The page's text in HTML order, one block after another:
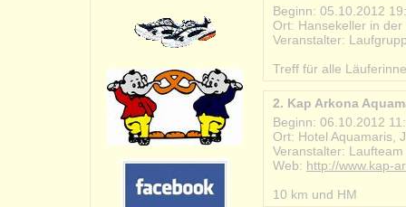
Beginn: 05.10.2012
Ort: Hansekeller in
Veranstalter:
Treff für alle
2. Kap Arkona
Beginn: 06.10.2012
Ort: Hotel Aquamaris,
Veranstalter:
Web: http://www.kap-
10 km und HM